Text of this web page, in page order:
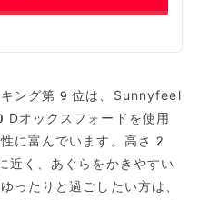
キング第9位は、Sunnyfeel
オックスフォードを使用
に富んでいます。高さ2
近く、あぐらをかきやすい
ったりと過ごしたい方は、